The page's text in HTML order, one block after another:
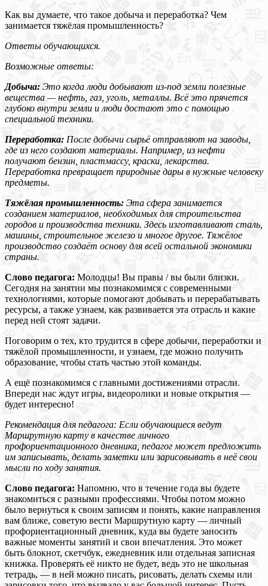
Как вы думаете, что такое добыча и переработка? Чем
занимается тяжёлая промышленность?
Ответы обучающихся.
Возможные ответы:
Добыча: Это когда люди добывают из-под земли полезные
вещества — нефть, газ, уголь, металлы. Всё это прячется
глубоко внутри земли и люди достают это с помощью
специальной техники.
Переработка: После добычи сырьё отправляют на заводы,
где из него создают материалы. Например, из нефти
получают бензин, пластмассу, краски, лекарства.
Переработка превращает природные дары в нужные человеку
предметы.
Тяжёлая промышленность: Эта сфера занимается
созданием материалов, необходимых для строительства
городов и производства техники. Здесь изготавливают сталь,
машины, строительное железо и многое другое. Тяжёлое
производство создаёт основу для всей остальной экономики
страны.
Слово педагога: Молодцы! Вы правы / вы были близки.
Сегодня на занятии мы познакомимся с современными
технологиями, которые помогают добывать и перерабатывать
ресурсы, а также узнаем, как развивается эта отрасль и какие
перед ней стоят задачи.
Поговорим о тех, кто трудится в сфере добычи, переработки и
тяжёлой промышленности, и узнаем, где можно получить
образование, чтобы стать частью этой команды.
А ещё познакомимся с главными достижениями отрасли.
Впереди нас ждут игры, видеоролики и новые открытия —
будет интересно!
Рекомендация для педагога: Если обучающиеся ведут
Маршрутную карту в качестве личного
профориентационного дневника, педагог может предложить
им записывать, делать заметки или зарисовывать в неё свои
мысли по ходу занятия.
Слово педагога: Напомню, что в течение года вы будете
знакомиться с разными профессиями. Чтобы потом можно
было вернуться к своим записям и понять, какие направления
вам ближе, советую вести Маршрутную карту — личный
профориентационный дневник, куда вы будете заносить
важные моменты занятий и свои впечатления. Это может
быть блокнот, скетчбук, ежедневник или отдельная записная
книжка. Проверять её никто не будет, ведь это не школьная
тетрадь, — в ней можно писать, рисовать, делать схемы или